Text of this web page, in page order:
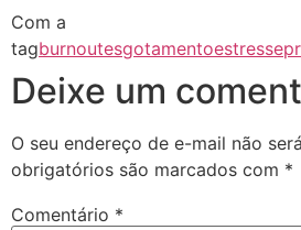
Com a
tagburnoutesgotamentoestresse
Deixe um
O seu endereço de e-mail não
obrigatórios são marcados com *
Comentário *